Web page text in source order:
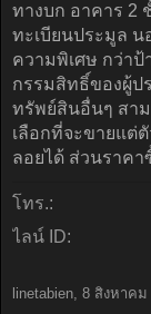
ทางบก อาคาร 2
ทะเบียนประมูล น
ความพิเศษ กว่าป้
กรรมสิทธิ์ของผู้ป
ทรัพย์สินอื่นๆ สา
เลือกที่จะขายแต่
ลอยได้ ส่วนราค
โทร.:
ไลน์ ID:
linetabien, 8 สิงหาคม